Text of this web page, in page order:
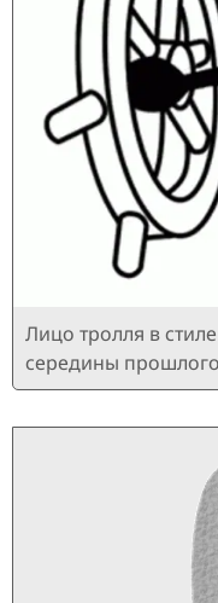
Лицо тролля в
середины